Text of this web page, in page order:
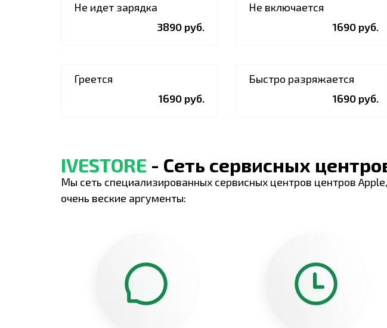
Не идет зарядка
3890 руб.
Не включается
1690 руб.
Греется
1690 руб.
Быстро разряжается
1690 руб.
IVESTORE - Сеть сервисных
Мы сеть специализированных сервисных центров центров
очень веские аргументы: